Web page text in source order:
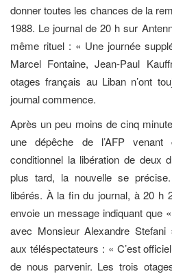
donner toutes les chances de la
1988. Le journal de 20 h sur
même rituel : « Une journée
Marcel Fontaine, Jean-Paul
otages français au Liban n’ont
journal commence.
Après un peu moins de cinq
une dépêche de l’AFP
conditionnel la libération de deux
plus tard, la nouvelle se
libérés. À la fin du journal, à 20 h
envoie un message indiquant que
avec Monsieur Alexandre Stefani
aux téléspectateurs : « C’est
de nous parvenir. Les trois